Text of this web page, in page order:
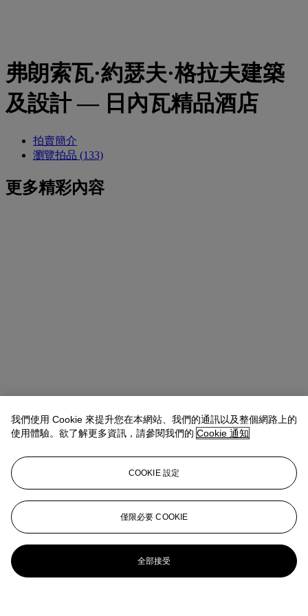
弗朗索瓦·約瑟夫·格拉夫建築
及設計 — 日內瓦精品酒店
拍賣簡介
瀏覽拍品 (133)
更多精彩內容
我們使用 Cookie 來提升您在本網站、我們的通訊以及整個網路上的
使用體驗。欲了解更多資訊，請參閱我們的 Cookie 通知
COOKIE 設定
僅限必要 COOKIE
全部接受